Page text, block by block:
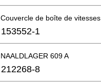
Couvercle de boîte de vitesses
153552-1
NAALDLAGER 609 A
212268-8